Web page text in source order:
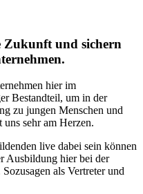
Zukunft und sichern
hier im
Bestandteil, um in der
zu jungen Menschen und
uns sehr am Herzen.
live dabei sein können
Ausbildung hier bei der
als Vertreter und